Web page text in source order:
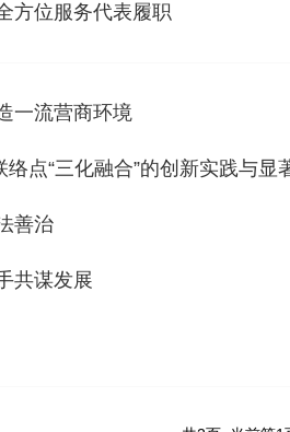
方位服务代表履职
一流营商环境
点“三化融合”的创新实践与显
善治
共谋发展